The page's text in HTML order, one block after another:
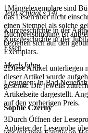
Jetzt schlägt s 14! ,
Kurzgeschichte in der
Kurzgeschichte in der
Essen
MordsJahre.
Lesungen: In Bad
Sophie Czerny
1Mängelexemplare sind
das Lesen aber nicht
einen Stempel als solche
Buchpreisbindung ist
beziehen sich auf den
Exemplars.
2Diese Artikel unterliegen
dieser Artikel wurde
gesenkt. Die jeweils
Artikelseite dargestellt.
auf den vorherigen Preis.
3Durch Öffnen der
Anbieter der Leseprobe